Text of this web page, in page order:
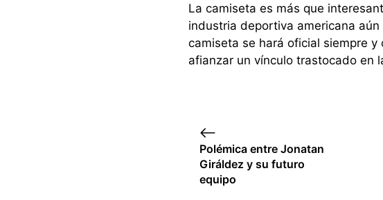
La camiseta es más que
industria deportiva americana
camiseta se hará oficial siempre
afianzar un vínculo trastocado en
Polémica entre Jonatan
Giráldez y su futuro
equipo